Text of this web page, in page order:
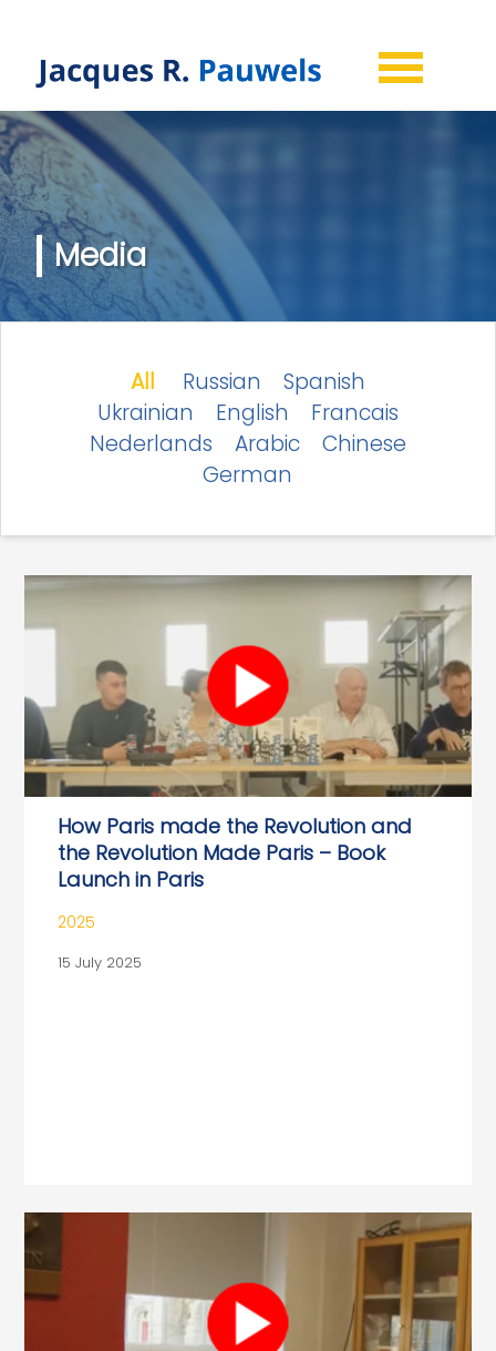
Media
All Russian
Spanish
Ukrainian
English
Francais
Nederlands
Arabic
Chinese
German
How Paris made the Revolution and
the Revolution Made Paris – Book
Launch in Paris
2025
15 July 2025